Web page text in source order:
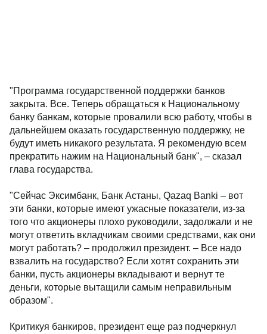
"Программа государственной поддержки банков
закрыта. Все. Теперь обращаться к Национальному
банку банкам, которые провалили всю работу, чтобы в
дальнейшем оказать государственную поддержку, не
будут иметь никакого результата. Я рекомендую всем
прекратить нажим на Национальный банк", – сказал
глава государства.
"Сейчас Эксимбанк, Банк Астаны, Qazaq Banki – вот
эти банки, которые имеют ужасные показатели, из-за
того что акционеры плохо руководили, задолжали и не
могут ответить вкладчикам своими средствами, как они
могут работать? – продолжил президент. – Все надо
взвалить на государство? Если хотят сохранить эти
банки, пусть акционеры вкладывают и вернут те
деньги, которые вытащили самым неправильным
образом".
Критикуя банкиров, президент еще раз подчеркнул